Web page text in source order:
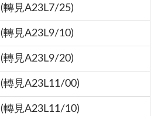
(轉見A23L7/25)
(轉見A23L9/10)
(轉見A23L9/20)
(轉見A23L11/00)
(轉見A23L11/10)